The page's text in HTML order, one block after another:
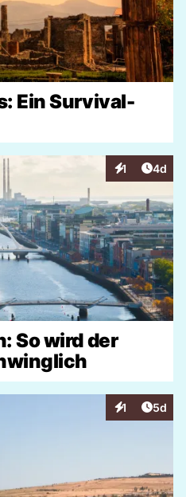
Ein Survival-
1
Interaktionen
4d
So wird der
1
Interaktionen
5d